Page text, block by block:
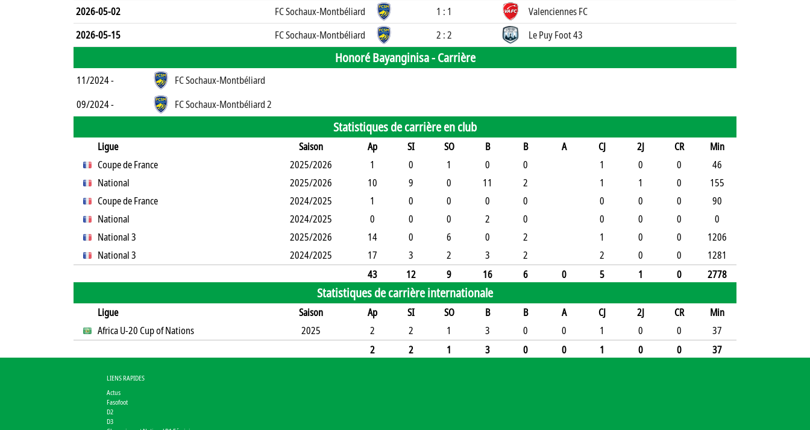
2026-05-02
FC Sochaux-Montbéliard 1 : 1
Valenciennes FC
2026-05-15
FC Sochaux-Montbéliard 2 : 2 Le Puy Foot 43
Honoré Bayanginisa -Carrière
11/2024 -
FC Sochaux-Montbéliard
09/2024 -
FC Sochaux-Montbéliard 2
Statistiques de carrière en club
Ligue Saison Ap SI SO B B A CJ 2J CR
Min
Coupe de France
2025/2026 1 0 1 0 0 1 0 0
46
National
2025/2026 10 9 0 11 2 1 1 0
155
Coupe de France
2024/2025 1 0 0 0 0 0 0 0
90
National
2024/2025 0 0 0 2 0 0 0 0
0
National 3
2025/2026 14 0 6 0 2 1 0 0
1206
National 3
2024/2025 17 3 2 3 2 2 0 0
1281
43
12 9 16 6 0 5 1 0 2778
Statistiques de carrière internationale
Ligue Saison Ap SI SO B B A CJ 2J CR
Min
Africa U-20 Cup of Nations
2025 2 2 1 3 0 0 1 0 0
37
2
2 1 3 0 0 1 0 0 37
LIENS RAPIDES
Actus
Fasofoot
D2
D3